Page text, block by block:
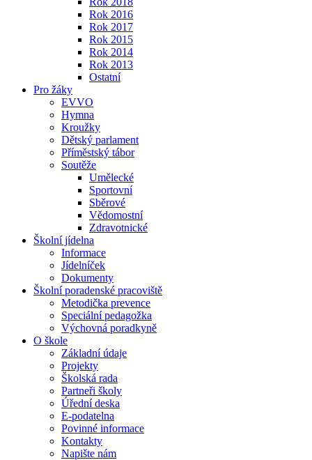
Rok 2016
Rok 2017
Rok 2015
Rok 2014
Rok 2013
Ostatní
Pro žáky
EVVO
Hymna
Kroužky
Dětský parlament
Příměstský tábor
Soutěže
Umělecké
Sportovní
Sběrové
Vědomostní
Zdravotnické
Školní jídelna
Informace
Jídelníček
Dokumenty
Školní poradenské pracoviště
Metodička prevence
Speciální pedagožka
Výchovná poradkyně
O škole
Základní údaje
Projekty
Školská rada
Partneři školy
Úřední deska
E-podatelna
Povinné informace
Kontakty
Napište nám